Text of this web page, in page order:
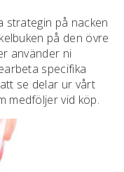
strategin på nacken
på den övre
använder ni
specifika
se delar ur vårt
medföljer vid köp.